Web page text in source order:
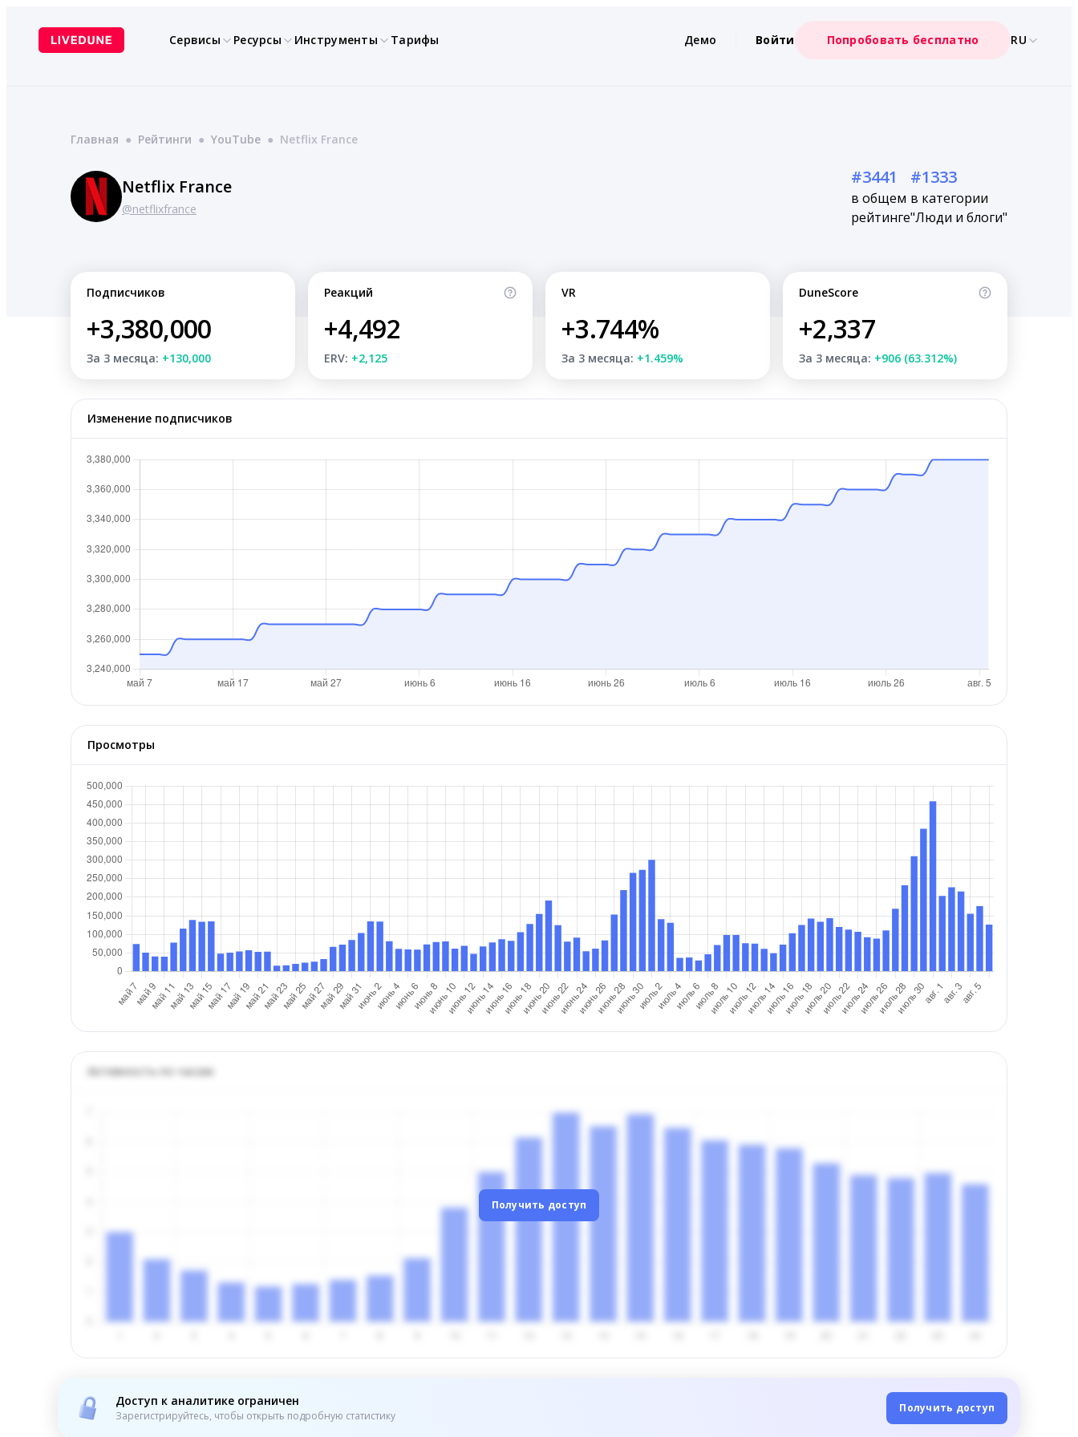
содержимому
Сервисы Ресурсы Инструменты Тарифы Демо Войти Попробовать бесплатно RU
Главная ● Рейтинги ● YouTube ● Netflix France
Netflix France
@netflixfrance
#3441
в общем
рейтинге
#1333
в категории
"Люди и блоги"
Подписчиков
+3,380,000
За 3 месяца: +130,000
Реакций
+4,492
ERV: +2,125
VR
+3.744%
За 3 месяца: +1.459%
DuneScore
+2,337
За 3 месяца: +906 (63.312%)
Изменение подписчиков
Просмотры
Активность по часам
Получить доступ
Доступ к аналитике ограничен
Зарегистрируйтесь, чтобы открыть подробную статистику
Получить доступ